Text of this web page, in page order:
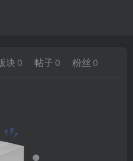
块 0 帖子 0 粉丝 0